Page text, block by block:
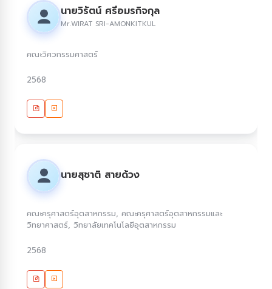
นายวิรัตน์ ศรีอมรกิจกุล
Mr.WIRAT SRI-AMONKITKUL
คณะวิศวกรรมศาสตร์
2568
นายสุชาติ สายด้วง
คณะครุศาสตร์อุตสาหกรรม, คณะครุศาสตร์อุตสาหกรรมและ
วิทยาศาสตร์, วิทยาลัยเทคโนโลยีอุตสาหกรรม
2568